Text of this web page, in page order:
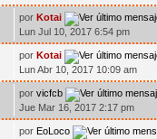
por Kotai
Lun Jul 10, 2017 6:54 pm
por Kotai
Lun Abr 10, 2017 10:09 am
por vicfcb
Jue Mar 16, 2017 2:17 pm
por EoLoco